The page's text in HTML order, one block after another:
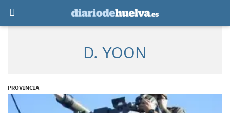
D. YOON
PROVINCIA